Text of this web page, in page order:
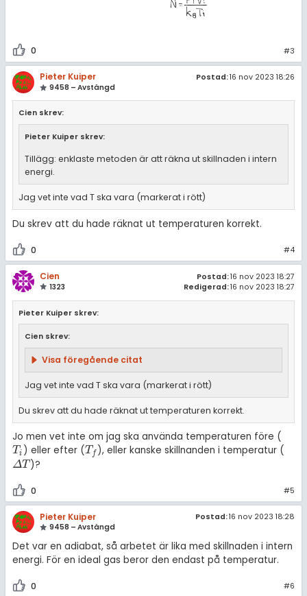
0 #3
Pieter Kuiper
9458 – Avstängd
Postad:16 nov 2023 18:26
Cien skrev:
Pieter Kuiper skrev:
Tillägg: enklaste metoden är att räkna ut skillnaden i intern
energi.
Jag vet inte vad T ska vara (markerat i rött)
Du skrev att du hade räknat ut temperaturen korrekt.
0 #4
Cien
1323
Postad:16 nov 2023 18:27
Redigerad:16 nov 2023 18:27
Pieter Kuiper skrev:
Cien skrev:
Visa föregående citat
Jag vet inte vad T ska vara (markerat i rött)
Du skrev att du hade räknat ut temperaturen korrekt.
Jo men vet inte om jag ska använda temperaturen före (
Ti
Ti ) eller efter (T f
Tf ), eller kanske skillnanden i temperatur (
ΔT
ΔT )?
0 #5
Pieter Kuiper
9458 – Avstängd
Postad:16 nov 2023 18:28
Det var en adiabat, så arbetet är lika med skillnaden i intern
energi. För en ideal gas beror den endast på temperatur.
0 #6